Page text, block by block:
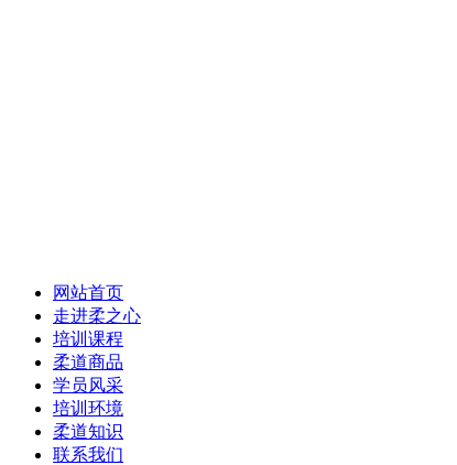
网站首页
走进柔之心
培训课程
柔道商品
学员风采
培训环境
柔道知识
联系我们